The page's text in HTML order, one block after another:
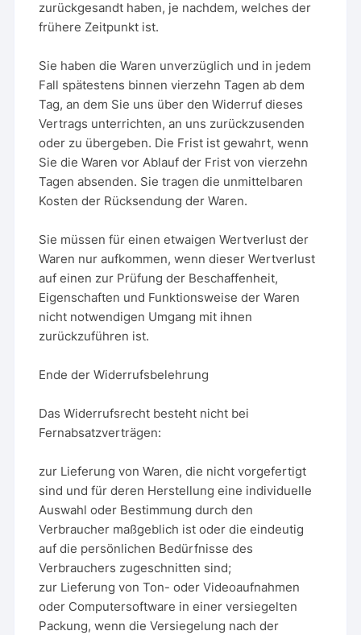
zurückgesandt haben, je nachdem, welches der
frühere Zeitpunkt ist.
Sie haben die Waren unverzüglich und in jedem
Fall spätestens binnen vierzehn Tagen ab dem
Tag, an dem Sie uns über den Widerruf dieses
Vertrags unterrichten, an uns zurückzusenden
oder zu übergeben. Die Frist ist gewahrt, wenn
Sie die Waren vor Ablauf der Frist von vierzehn
Tagen absenden. Sie tragen die unmittelbaren
Kosten der Rücksendung der Waren.
Sie müssen für einen etwaigen Wertverlust der
Waren nur aufkommen, wenn dieser Wertverlust
auf einen zur Prüfung der Beschaffenheit,
Eigenschaften und Funktionsweise der Waren
nicht notwendigen Umgang mit ihnen
zurückzuführen ist.
Ende der Widerrufsbelehrung
Das Widerrufsrecht besteht nicht bei
Fernabsatzverträgen:
zur Lieferung von Waren, die nicht vorgefertigt
sind und für deren Herstellung eine individuelle
Auswahl oder Bestimmung durch den
Verbraucher maßgeblich ist oder die eindeutig
auf die persönlichen Bedürfnisse des
Verbrauchers zugeschnitten sind;
zur Lieferung von Ton- oder Videoaufnahmen
oder Computersoftware in einer versiegelten
Packung, wenn die Versiegelung nach der